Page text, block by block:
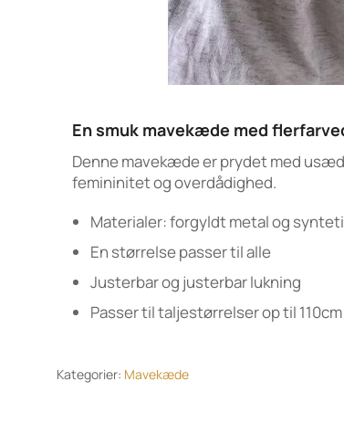
En smuk mavekæde med
Denne mavekæde er prydet med
femininitet og overdådighed.
Materialer: forgyldt metal og
En størrelse passer til alle
Justerbar og justerbar lukning
Passer til taljestørrelser op til 110cm
Kategorier: Mavekæde